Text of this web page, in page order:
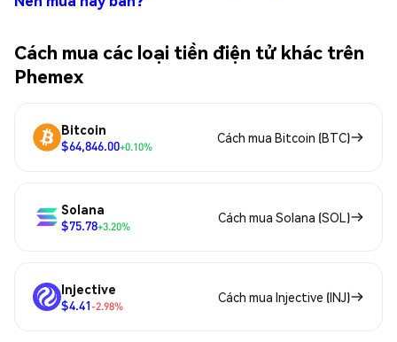
Cách mua các loại tiền điện tử khác trên
Phemex
Bitcoin
$64,846.00+0.10%
Cách mua Bitcoin (BTC)
Solana
$75.78+3.20%
Cách mua Solana (SOL)
Injective
$4.41-2.98%
Cách mua Injective (INJ)